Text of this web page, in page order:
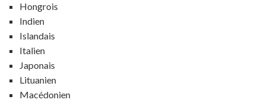
Hongrois
Indien
Islandais
Italien
Japonais
Lituanien
Macédonien